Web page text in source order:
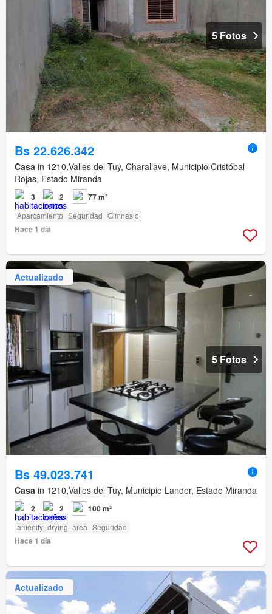
5 Fotos
Bs 22.626.342
Casa in 1210,Valles del Tuy, Charallave, Municipio Cristóbal
Rojas, Estado Miranda
3 2 77 m²
Aparcamiento Seguridad Gimnasio
Hace 1 día
Actualizado
5 Fotos
Bs 49.023.741
Casa in 1210,Valles del Tuy, Municipio Lander, Estado Miranda
2 2 100 m²
amenity_drying_area Seguridad
Hace 1 día
Actualizado